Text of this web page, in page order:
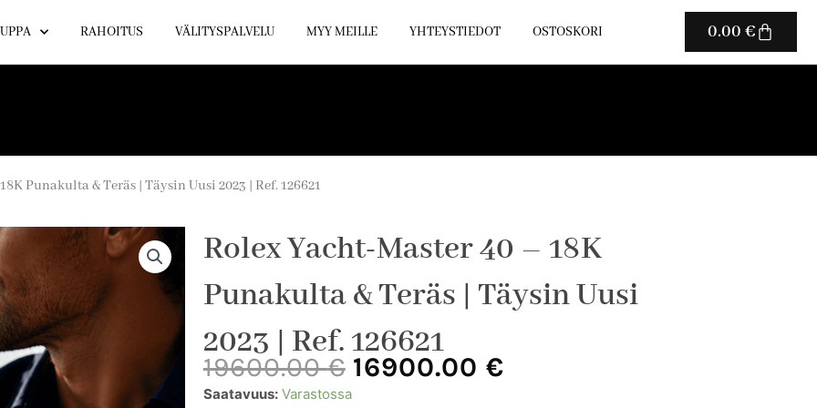
RAHOITUS VÄLITYSPALVELU MYY MEILLE YHTEYSTIEDOT OSTOSKORI 0.00 €Cart
Punakulta & Teräs | Täysin Uusi 2023 | Ref. 126621
Rolex Yacht-Master 40 – 18K
Punakulta & Teräs | Täysin Uusi
2023 | Ref. 126621
19600.00€ Alkuperäinen
hinta
16900.00 €
Saatavuus: Varastossa
Rolex